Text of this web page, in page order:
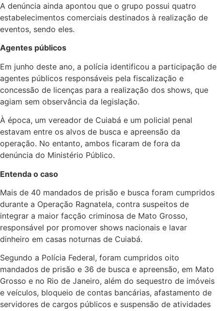
A denúncia ainda apontou que o grupo possui quatro
estabelecimentos comerciais destinados à realização de
eventos, sendo eles.
Agentes públicos
Em junho deste ano, a polícia identificou a participação de
agentes públicos responsáveis pela fiscalização e
concessão de licenças para a realização dos shows, que
agiam sem observância da legislação.
À época, um vereador de Cuiabá e um policial penal
estavam entre os alvos de busca e apreensão da
operação. No entanto, ambos ficaram de fora da
denúncia do Ministério Público.
Entenda o caso
Mais de 40 mandados de prisão e busca foram cumpridos
durante a Operação Ragnatela, contra suspeitos de
integrar a maior facção criminosa de Mato Grosso,
responsável por promover shows nacionais e lavar
dinheiro em casas noturnas de Cuiabá.
Segundo a Polícia Federal, foram cumpridos oito
mandados de prisão e 36 de busca e apreensão, em Mato
Grosso e no Rio de Janeiro, além do sequestro de imóveis
e veículos, bloqueio de contas bancárias, afastamento de
servidores de cargos públicos e suspensão de atividades